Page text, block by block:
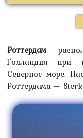
Роттердам
Голландия при
Северное море.
Роттердама —